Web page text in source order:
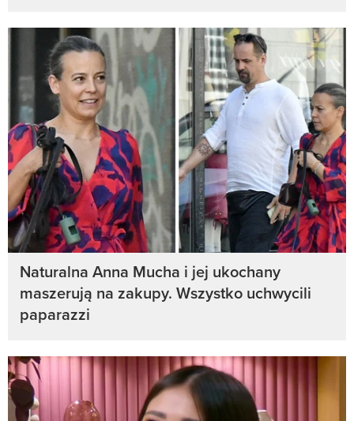
Naturalna Anna Mucha i jej ukochany
maszerują na zakupy. Wszystko uchwycili
paparazzi